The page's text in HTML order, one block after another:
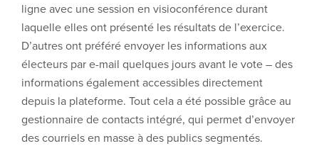
ligne avec une session en visioconférence durant
laquelle elles ont présenté les résultats de l’exercice.
D’autres ont préféré envoyer les informations aux
électeurs par e-mail quelques jours avant le vote – des
informations également accessibles directement
depuis la plateforme. Tout cela a été possible grâce au
gestionnaire de contacts intégré, qui permet d’envoyer
des courriels en masse à des publics segmentés.